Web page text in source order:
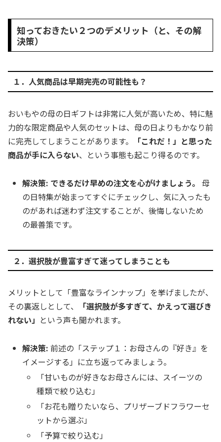
知っておきたい２つのデメリット（と、その解
決策）
１．人気商品は早期完売の可能性も？
おいもやの母の日ギフトは非常に人気が高いため、特に魅
力的な限定商品や人気のセットは、母の日よりもかなり前
に完売してしまうことがあります。
「これだ！」と思った
商品が手に入らない、という事態も起こり得るのです。
解決策: できるだけ早めの注文を心がけましょう。 母
の日特集が始まってすぐにチェックし、気に入ったも
のがあれば迷わず注文することが、後悔しないため
の最善策です。
２．選択肢が豊富すぎて迷ってしまうことも
メリットとして「豊富なラインナップ」を挙げましたが、
その裏返しとして、
「選択肢が多すぎて、かえって選びき
れない」 という声も聞かれます。
解決策: 前述の「ステップ１：お母さんの『好き』を
イメージする」に立ち返ってみましょう。
「甘いものが好きなお母さんには、スイーツの
種類で絞り込む」
「お花も贈りたいなら、プリザーブドフラワーセ
ットから選ぶ」
「予算で絞り込む」